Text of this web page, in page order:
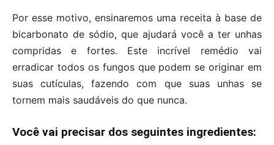
Por esse motivo, ensinaremos uma receita à base de
bicarbonato de sódio, que ajudará você a ter unhas
compridas e fortes. Este incrível remédio vai
erradicar todos os fungos que podem se originar em
suas cutículas, fazendo com que suas unhas se
tornem mais saudáveis do que nunca.
Você vai precisar dos seguintes ingredientes: